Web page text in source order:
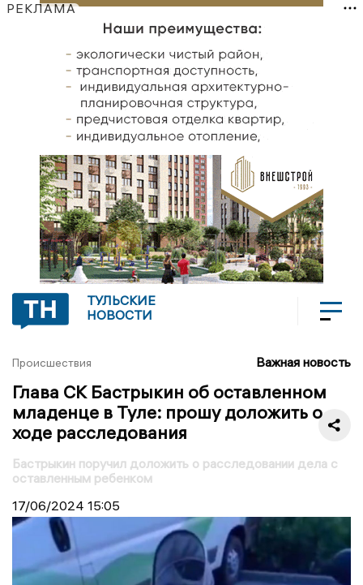
РЕКЛАМА
ТУЛЬСКИЕ
НОВОСТИ
Происшествия Важная новость
Глава СК Бастрыкин об оставленном
младенце в Туле: прошу доложить о
ходе расследования
Бастрыкин поручил доложить о расследовании дела с
оставленным ребенком
17/06/2024 15:05